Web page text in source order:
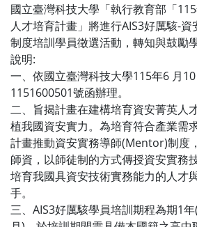
國立臺灣科技大學「執行教育部「
人才培育計畫」將進行AIS3好厲駭-
制度培訓學員徵選活動，轉知與鼓勵
說明:
一、依國立臺灣科技大學115年6 月
1151600501號函辦理。
二、旨揭計畫在建構培育資安菁英人
植我國資安實力。為培育符合產業需
計畫推動資安實務導師(Mentor)制度
師資，以師徒制的方式傳授資安實務
培育我國具資安技術實務能力的人才
手。
三、AIS3好厲駭學員培訓期程為期1